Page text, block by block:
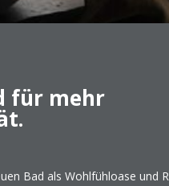
für mehr
Bad als Wohlfühloase und